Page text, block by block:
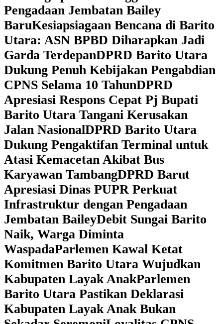
Pengadaan Jembatan Bailey
BaruKesiapsiagaan Bencana di Barito
Utara: ASN BPBD Diharapkan Jadi
Garda TerdepanDPRD Barito Utara
Dukung Penuh Kebijakan Pengabdian
CPNS Selama 10 TahunDPRD
Apresiasi Respons Cepat Pj Bupati
Barito Utara Tangani Kerusakan
Jalan NasionalDPRD Barito Utara
Dukung Pengaktifan Terminal untuk
Atasi Kemacetan Akibat Bus
Karyawan TambangDPRD Barut
Apresiasi Dinas PUPR Perkuat
Infrastruktur dengan Pengadaan
Jembatan BaileyDebit Sungai Barito
Naik, Warga Diminta
WaspadaParlemen Kawal Ketat
Komitmen Barito Utara Wujudkan
Kabupaten Layak AnakParlemen
Barito Utara Pastikan Deklarasi
Kabupaten Layak Anak Bukan